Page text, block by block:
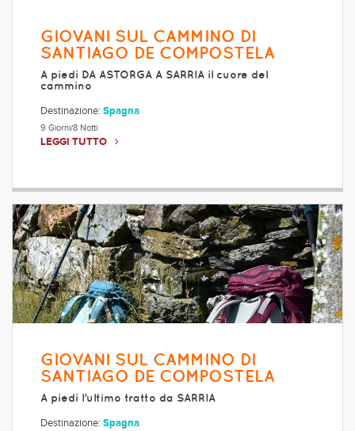
GIOVANI SUL CAMMINO DI
SANTIAGO DE COMPOSTELA
A piedi DA ASTORGA A SARRIA il cuore del
cammino
Destinazione: Spagna
9 Giorni/8 Notti
LEGGI TUTTO
GIOVANI SUL CAMMINO DI
SANTIAGO DE COMPOSTELA
A piedi l’ultimo tratto da SARRIA
Destinazione: Spagna